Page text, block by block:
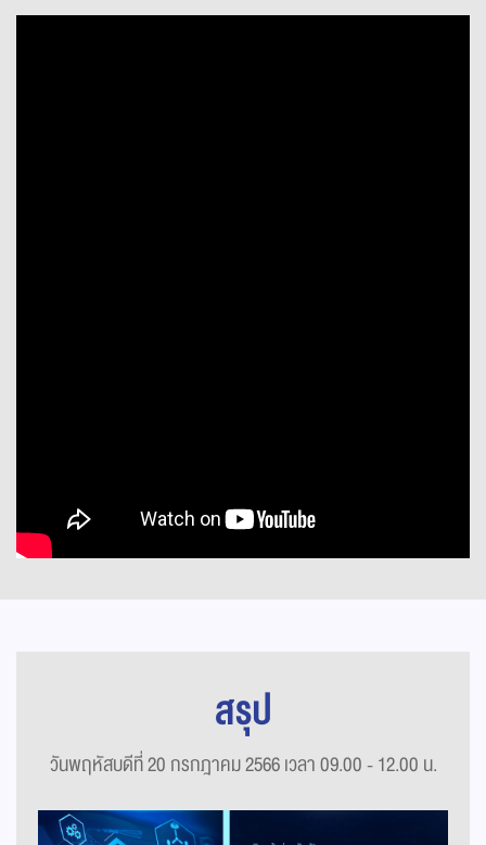
สรุป
วันพฤหัสบดีที่ 20 กรกฎาคม 2566 เวลา 09.00 - 12.00 น.